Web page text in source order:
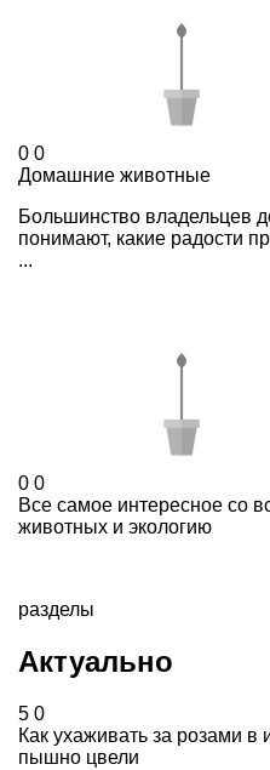
0 0
Домашние животные
Большинство владельцев
понимают, какие радости
...
0 0
Все самое интересное со
животных и экологию
разделы
Актуально
5 0
Как ухаживать за розами в
пышно цвели